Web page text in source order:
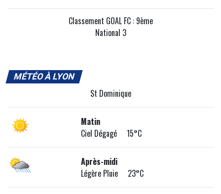
Classement GOAL FC : 9ème
National 3
MÉTÉO À LYON
St Dominique
Matin
Ciel Dégagé 15°C
Après-midi
Légère Pluie 23°C